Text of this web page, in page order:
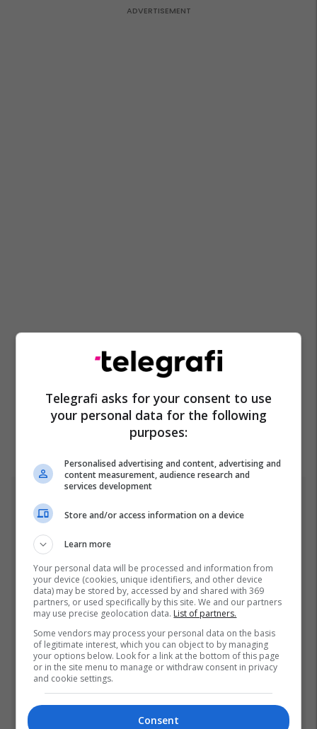
Top 5
paralajmërohen stuhi të
fuqishme me breshër dhe
erëra të forta
21/07/2026
Pse udhëtarët me përvojë
vendosin një rrotull letre
higjienike në valixhe
20/07/2026
Rama: Shtëpia në "Rrugën
A" është ndërtuar pa leje
dhe në pronë komunale
Telegrafi asks for your consent to use
your personal data for the following
purposes:
Personalised advertising and content, advertising and
content measurement, audience research and
services development
Store and/or access information on a device
Learn more
Your personal data will be processed and information from
your device (cookies, unique identifiers, and other device
data) may be stored by, accessed by and shared with 369
partners, or used specifically by this site. We and our partners
may use precise geolocation data. List of partners.
Some vendors may process your personal data on the basis
of legitimate interest, which you can object to by managing
your options below. Look for a link at the bottom of this page
or in the site menu to manage or withdraw consent in privacy
and cookie settings.
Consent